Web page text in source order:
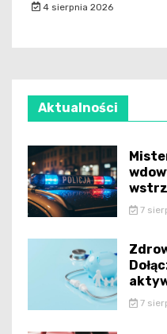
4 sierpnia 2026
Aktualności
7
7